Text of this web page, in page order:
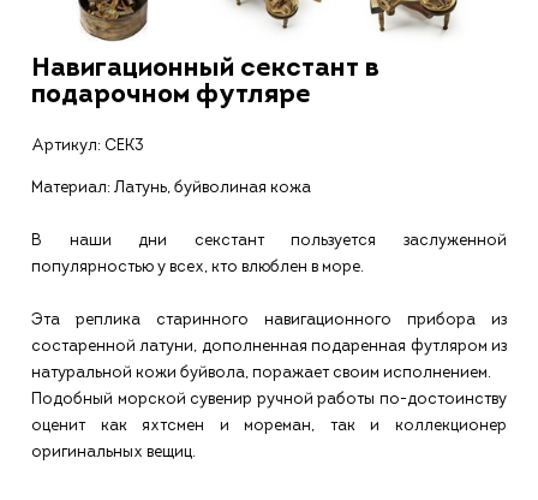
Навигационный секстант в
подарочном футляре
Артикул: СЕК3
Материал: Латунь, буйволиная кожа
В наши дни секстант пользуется заслуженной
популярностью у всех, кто влюблен в море.
Эта реплика старинного навигационного прибора из
состаренной латуни, дополненная подаренная футляром из
натуральной кожи буйвола, поражает своим исполнением.
Подобный морской сувенир ручной работы по-достоинству
оценит как яхтсмен и мореман, так и коллекционер
оригинальных вещиц.